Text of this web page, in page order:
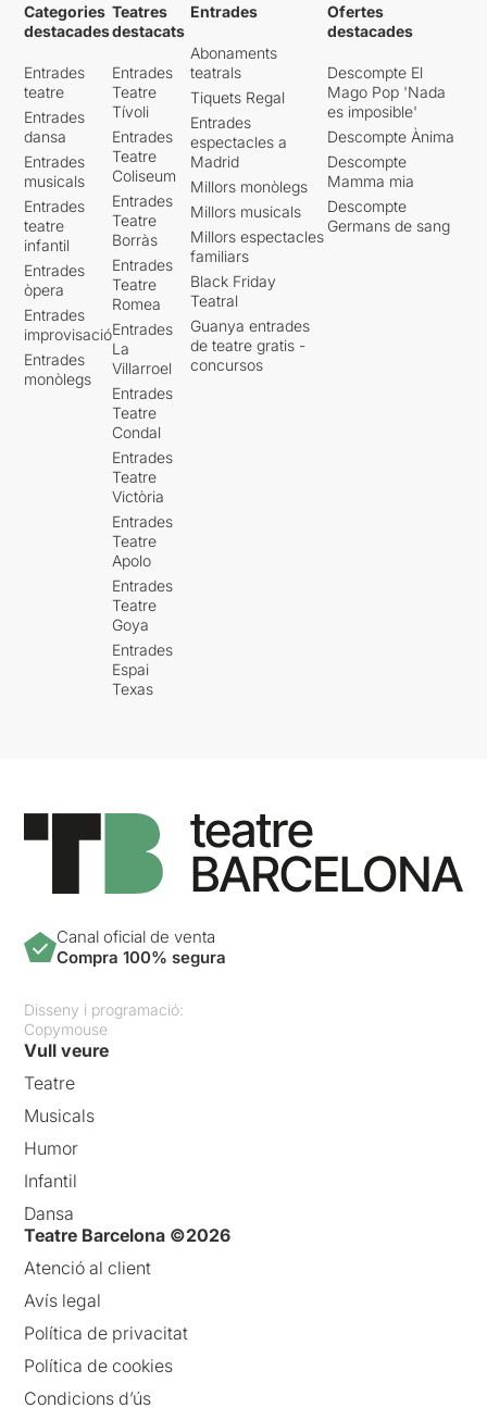
Categories
destacades
Entrades
teatre
Entrades
dansa
Entrades
musicals
Entrades
teatre
infantil
Entrades
òpera
Entrades
improvisació
Entrades
monòlegs
Teatres
destacats
Entrades
Teatre
Tívoli
Entrades
Teatre
Coliseum
Entrades
Teatre
Borràs
Entrades
Teatre
Romea
Entrades
La
Villarroel
Entrades
Teatre
Condal
Entrades
Teatre
Victòria
Entrades
Teatre
Apolo
Entrades
Teatre
Goya
Entrades
Espai
Texas
Entrades
Abonaments
teatrals
Tiquets Regal
Entrades
espectacles a
Madrid
Millors monòlegs
Millors musicals
Millors espectacles
familiars
Black Friday
Teatral
Guanya entrades
de teatre gratis -
concursos
Ofertes
destacades
Descompte El
Mago Pop 'Nada
es imposible'
Descompte Ànima
Descompte
Mamma mia
Descompte
Germans de sang
Canal oficial de venta
Compra 100% segura
Disseny i programació:
Copymouse
Vull veure
Teatre
Musicals
Humor
Infantil
Dansa
Teatre Barcelona ©2026
Atenció al client
Avís legal
Política de privacitat
Política de cookies
Condicions d’ús